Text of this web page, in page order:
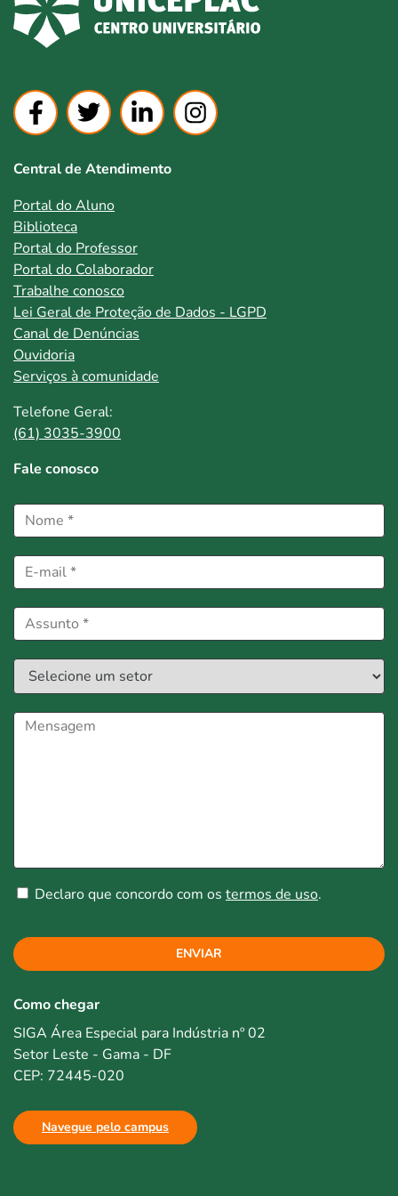
Central de Atendimento
Portal do Aluno
Biblioteca
Portal do Professor
Portal do Colaborador
Trabalhe conosco
Lei Geral de Proteção de Dados - LGPD
Canal de Denúncias
Ouvidoria
Serviços à comunidade
Telefone Geral:
(61) 3035-3900
Fale conosco
Declaro que concordo com os termos de uso.
ENVIAR
Como chegar
SIGA Área Especial para Indústria nº 02
Setor Leste - Gama - DF
CEP: 72445-020
Navegue pelo campus